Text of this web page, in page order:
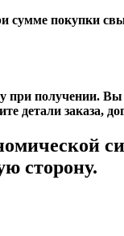
сумме покупки
при получении.
детали заказа,
сторону.